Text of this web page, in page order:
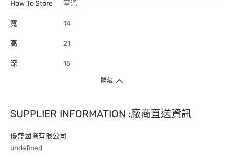
How To Store
室溫
寬 14
高 21
深 15
隱藏
SUPPLIER INFORMATION :廠商直送資訊
優盛國際有限公司
undefined